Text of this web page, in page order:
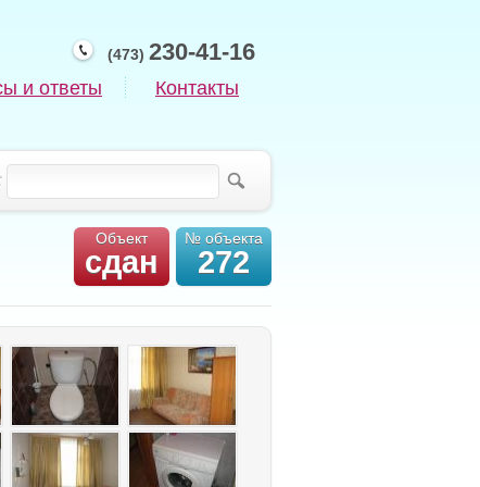
(473) 230-41-16
и ответы Контакты
Объект
сдан
№ объекта
272